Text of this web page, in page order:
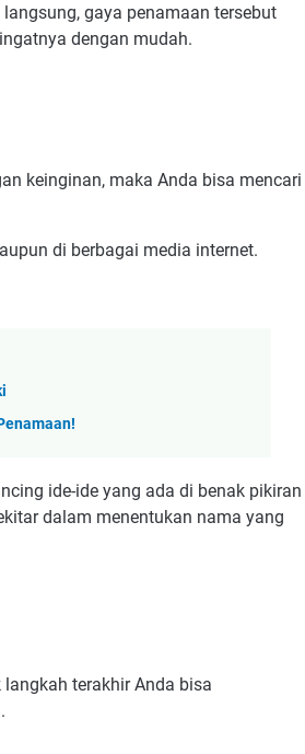
gaya penamaan tersebut
dengan mudah.
keinginan, maka Anda bisa mencari
di berbagai media internet.
ide-ide yang ada di benak pikiran
dalam menentukan nama yang
terakhir Anda bisa